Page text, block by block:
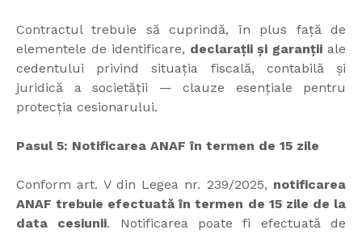
Contractul trebuie să cuprindă, în plus față de
elementele de identificare, declarații și garanții ale
cedentului privind situația fiscală, contabilă și
juridică a societății — clauze esențiale pentru
protecția cesionarului.
Pasul 5: Notificarea ANAF în termen de 15 zile
Conform art. V din Legea nr. 239/2025, notificarea
ANAF trebuie efectuată în termen de 15 zile de la
data cesiunii. Notificarea poate fi efectuată de